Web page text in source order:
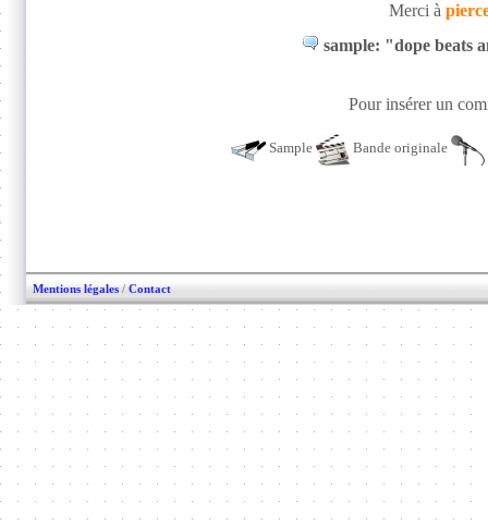
Merci à
sample: "dope beats
Pour insérer un
Sample Bande originale
Mentions légales / Contact